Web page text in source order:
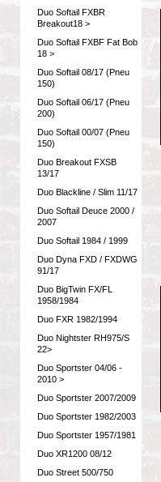
Duo Softail FXBR
Breakout18 >
Duo Softail FXBF Fat Bob
18 >
Duo Softail 08/17 (Pneu
150)
Duo Softail 06/17 (Pneu
200)
Duo Softail 00/07 (Pneu
150)
Duo Breakout FXSB
13/17
Duo Blackline / Slim 11/17
Duo Softail Deuce 2000 /
2007
Duo Softail 1984 / 1999
Duo Dyna FXD / FXDWG
91/17
Duo BigTwin FX/FL
1958/1984
Duo FXR 1982/1994
Duo Nightster RH975/S
22>
Duo Sportster 04/06 -
2010 >
Duo Sportster 2007/2009
Duo Sportster 1982/2003
Duo Sportster 1957/1981
Duo XR1200 08/12
Duo Street 500/750